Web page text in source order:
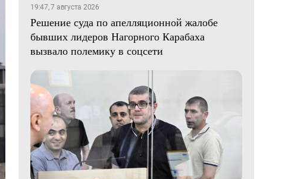
19:47, 7 августа 2026
Решение суда по апелляционной жалобе
бывших лидеров Нагорного Карабаха
вызвало полемику в соцсети